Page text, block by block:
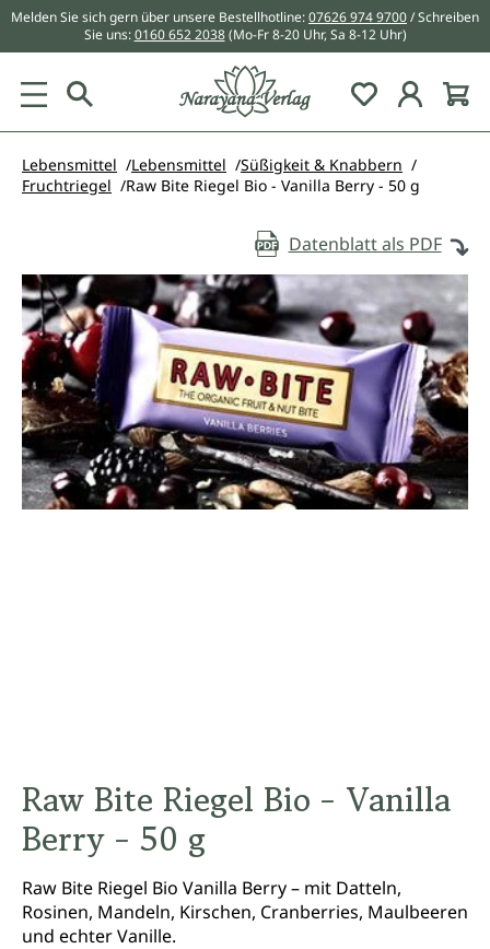
springen
Melden Sie sich gern über unsere Bestellhotline:07626 974 9700/ Schreiben
Sie uns:0160 652 2038 (Mo-Fr 8-20 Uhr, Sa 8-12 Uhr)
Du hast 0
Lebensmittel Lebensmittel
Süßigkeit & Knabbern
Fruchtriegel
Raw Bite Riegel Bio - Vanilla Berry - 50 g
Datenblatt als PDF
Bildergalerie überspringen
Raw Bite Riegel Bio - Vanilla
Berry - 50 g
Raw Bite Riegel Bio Vanilla Berry – mit Datteln,
Rosinen, Mandeln, Kirschen, Cranberries, Maulbeeren
und echter Vanille.